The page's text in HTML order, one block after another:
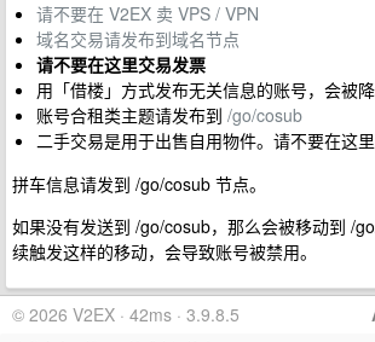
请不要在 V2EX 卖 VPS / VPN
域名交易请发布到域名节点
请不要在这里交易发票
用「借楼」方式发布无关信息的账号，会被
账号合租类主题请发布到 /go/cosub
二手交易是用于出售自用物件。请不要在这里
拼车信息请发到 /go/cosub 节点。
如果没有发送到 /go/cosub，那么会被移动到 /
续触发这样的移动，会导致账号被禁用。
© 2026 V2EX · 42ms · 3.9.8.5